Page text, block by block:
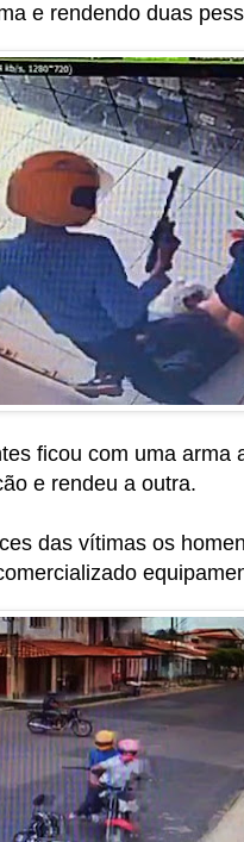
e rendendo duas
ficou com uma
e rendeu a outra.
das vítimas os